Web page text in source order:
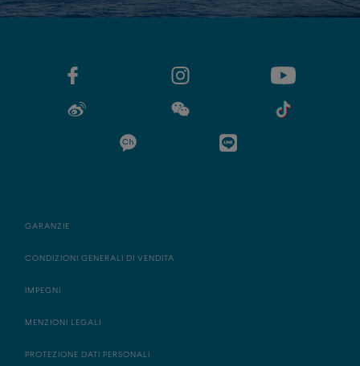
GARANZIE
CONDIZIONI GENERALI DI VENDITA
IMPEGNI
MENZIONI LEGALI
PROTEZIONE DATI PERSONALI